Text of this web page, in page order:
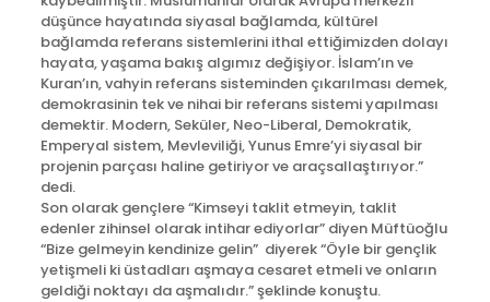
düşünce hayatında siyasal bağlamda, kültürel
bağlamda referans sistemlerini ithal ettiğimizden dolayı
hayata, yaşama bakış algımız değişiyor. İslam’ın ve
Kuran’ın, vahyin referans sisteminden çıkarılması demek,
demokrasinin tek ve nihai bir referans sistemi yapılması
demektir. Modern, Seküler, Neo-Liberal, Demokratik,
Emperyal sistem, Mevleviliği, Yunus Emre’yi siyasal bir
projenin parçası haline getiriyor ve araçsallaştırıyor.”
dedi.
Son olarak gençlere “Kimseyi taklit etmeyin, taklit
edenler zihinsel olarak intihar ediyorlar” diyen Müftüoğlu
“Bize gelmeyin kendinize gelin” diyerek “Öyle bir gençlik
yetişmeli ki üstadları aşmaya cesaret etmeli ve onların
geldiği noktayı da aşmalıdır.” şeklinde konuştu.